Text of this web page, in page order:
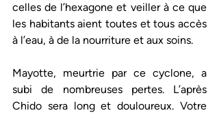
celles de l’hexagone et veiller à ce que
les habitants aient toutes et tous accès
à l’eau, à de la nourriture et aux soins.
Mayotte, meurtrie par ce cyclone, a
subi de nombreuses pertes. L’après
Chido sera long et douloureux. Votre